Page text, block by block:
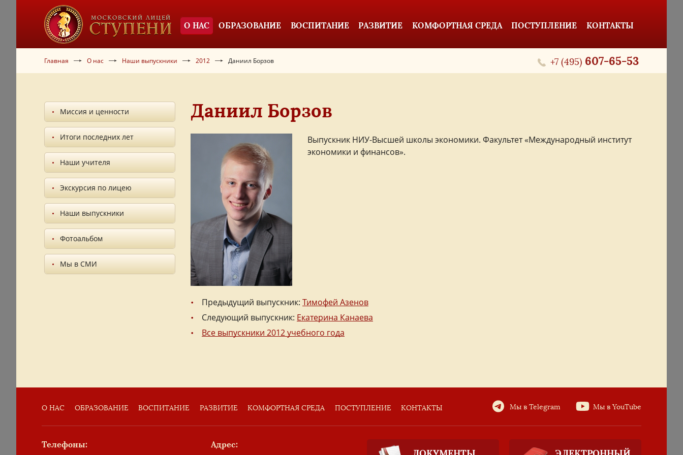
О НАС ОБРАЗОВАНИЕ ВОСПИТАНИЕ РАЗВИТИЕ КОМФОРТНАЯ СРЕДА ПОСТУПЛЕНИЕ КОНТАКТЫ
Главная О нас Наши выпускники 2012 Даниил Борзов +7 (495) 607-65-53
Миссия и ценности
Итоги последних лет
Наши учителя
Экскурсия по лицею
Наши выпускники
Фотоальбом
Мы в СМИ
Даниил Борзов
Выпускник НИУ-Высшей школы экономики. Факультет «Международный институт
экономики и финансов».
Предыдущий выпускник: Тимофей Азенов
Следующий выпускник: Екатерина Канаева
Все выпускники 2012 учебного года
О НАС ОБРАЗОВАНИЕ ВОСПИТАНИЕ РАЗВИТИЕ КОМФОРТНАЯ СРЕДА ПОСТУПЛЕНИЕ КОНТАКТЫ Мы в Telegram Мы в YouTube
Телефоны: Адрес: